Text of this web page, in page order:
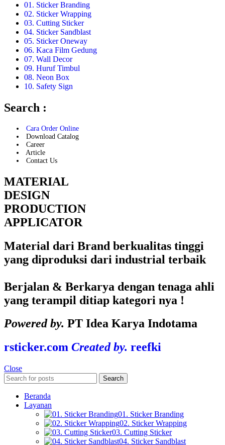
01. Sticker Branding
02. Sticker Wrapping
03. Cutting Sticker
04. Sticker Sandblast
05. Sticker Oneway
06. Kaca Film Gedung
07. Wall Decor
09. Huruf Timbul
08. Neon Box
10. Safety Sign
Search :
Cara Order Online
Download Catalog
Career
Article
Contact Us
MATERIAL
DESIGN
PRODUCTION
APPLICATOR
Material dari Brand berkualitas tinggi
yang diproduksi dari industrial terbaik
Berjalan & Berkarya dengan tenaga ahli
yang terampil ditiap kategori nya !
Powered by. PT Idea Karya Indotama
rsticker.com Created by. reefki
Close
Search
Beranda
Layanan
01. Sticker Branding
02. Sticker Wrapping
03. Cutting Sticker
04. Sticker Sandblast